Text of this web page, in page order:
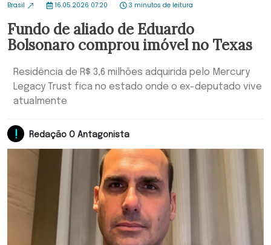
Brasil 16.05.2026 07:20 3 minutos de leitura
Fundo de aliado de Eduardo
Bolsonaro comprou imóvel no Texas
Residência de R$ 3,6 milhões adquirida pelo Mercury
Legacy Trust fica no estado onde o ex-deputado vive
atualmente
Redação O Antagonista